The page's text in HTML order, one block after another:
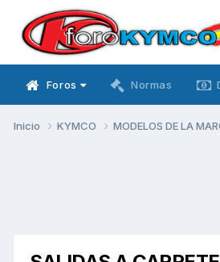
Foros Normas
Inicio KYMCO MODELOS DE LA